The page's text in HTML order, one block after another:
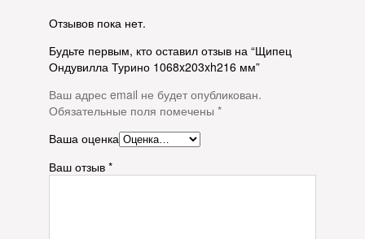
Отзывов пока нет.
Будьте первым, кто оставил отзыв на “Щипец
Ондувилла Турино 1068x203xh216 мм”
Ваш адрес email не будет опубликован.
Обязательные поля помечены *
Ваша оценка
Ваш отзыв *